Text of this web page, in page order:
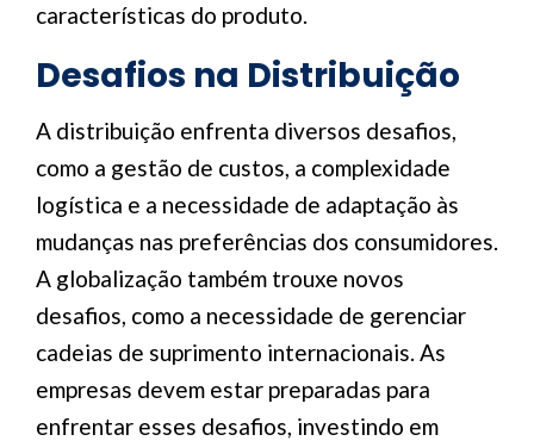
características do produto.
Desafios na Distribuição
A distribuição enfrenta diversos desafios,
como a gestão de custos, a complexidade
logística e a necessidade de adaptação às
mudanças nas preferências dos consumidores.
A globalização também trouxe novos
desafios, como a necessidade de gerenciar
cadeias de suprimento internacionais. As
empresas devem estar preparadas para
enfrentar esses desafios, investindo em